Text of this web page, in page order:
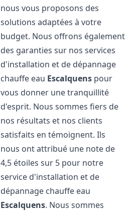
nous vous proposons des
solutions adaptées à votre
budget. Nous offrons également
des garanties sur nos services
d'installation et de dépannage
chauffe eau Escalquens pour
vous donner une tranquillité
d'esprit. Nous sommes fiers de
nos résultats et nos clients
satisfaits en témoignent. Ils
nous ont attribué une note de
4,5 étoiles sur 5 pour notre
service d'installation et de
dépannage chauffe eau
Escalquens. Nous sommes